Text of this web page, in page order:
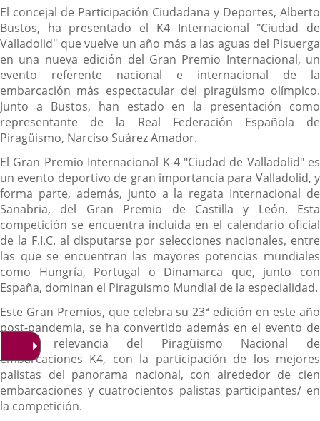
Descripción
El concejal de Participación Ciudadana y Deportes, Alberto
Bustos, ha presentado el K4 Internacional "Ciudad de
Valladolid" que vuelve un año más a las aguas del Pisuerga
en una nueva edición del Gran Premio Internacional, un
evento referente nacional e internacional de la
embarcación más espectacular del piragüismo olímpico.
Junto a Bustos, han estado en la presentación como
representante de la Real Federación Española de
Piragüismo, Narciso Suárez Amador.
El Gran Premio Internacional K-4 "Ciudad de Valladolid" es
un evento deportivo de gran importancia para Valladolid, y
forma parte, además, junto a la regata Internacional de
Sanabria, del Gran Premio de Castilla y León. Esta
competición se encuentra incluida en el calendario oficial
de la F.I.C. al disputarse por selecciones nacionales, entre
las que se encuentran las mayores potencias mundiales
como Hungría, Portugal o Dinamarca que, junto con
España, dominan el Piragüismo Mundial de la especialidad.
Este Gran Premios, que celebra su 23ª edición en este año
post-pandemia, se ha convertido además en el evento de
mayor relevancia del Piragüismo Nacional de
embarcaciones K4, con la participación de los mejores
palistas del panorama nacional, con alrededor de cien
embarcaciones y cuatrocientos palistas participantes/ en
la competición.